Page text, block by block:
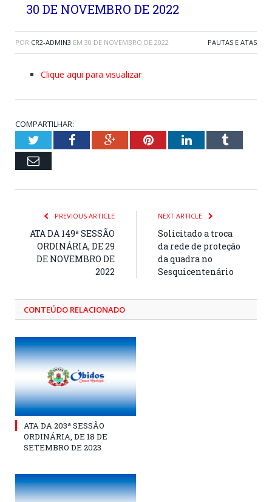
30 DE NOVEMBRO DE 2022
POR CR2-ADMIN3 EM 30 DE NOVEMBRO DE 2022 PAUTAS E ATAS
Clique aqui para visualizar
COMPARTILHAR:
TwitterFacebookGoogle+PinterestLinkedInTumblr
Email
PREVIOUS ARTICLE
ATA DA 149ª SESSÃO
ORDINÁRIA, DE 29
DE NOVEMBRO DE
2022
NEXT ARTICLE
Solicitado a troca
da rede de proteção
da quadra no
Sesquicentenário
CONTEÚDO RELACIONADO
ATA DA 203ª SESSÃO
ORDINÁRIA, DE 18 DE
SETEMBRO DE 2023